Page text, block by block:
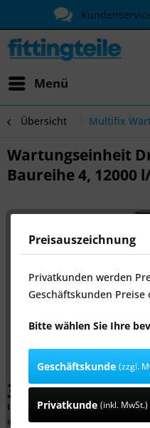
Menü
Übersicht Multifix
Wartungseinheit
Baureihe 4, 12000
377,39 € *
Inhalt: 1 Stück
inkl. MwSt.zzgl. Versandkosten
Preisauszeichnung
Privatkunden werden
Geschäftskunden Preise
Bitte wählen Sie Ihre
Geschäftskunde (zzgl.
Privatkunde (inkl. MwSt.)